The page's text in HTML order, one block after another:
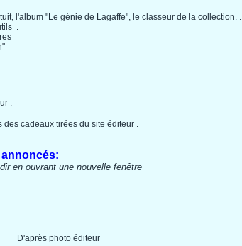
l'album "Le génie de Lagaffe", le classeur de la collection. .
.
.
des cadeaux tirées du site éditeur .
en ouvrant une nouvelle fenêtre
D'après photo éditeur